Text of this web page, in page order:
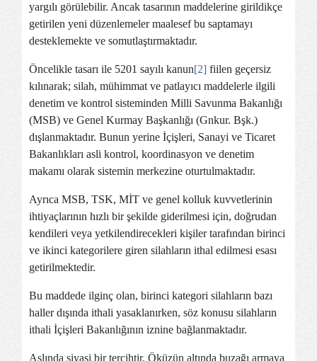
yargılı görülebilir. Ancak tasarının maddelerine girildikçe
getirilen yeni düzenlemeler maalesef bu saptamayı
desteklemekte ve somutlaştırmaktadır.
Öncelikle tasarı ile 5201 sayılı kanun[2] fiilen geçersiz
kılınarak; silah, mühimmat ve patlayıcı maddelerle ilgili
denetim ve kontrol sisteminden Milli Savunma Bakanlığı
(MSB) ve Genel Kurmay Başkanlığı (Gnkur. Bşk.)
dışlanmaktadır. Bunun yerine İçişleri, Sanayi ve Ticaret
Bakanlıkları asli kontrol, koordinasyon ve denetim
makamı olarak sistemin merkezine oturtulmaktadır.
Ayrıca MSB, TSK, MİT ve genel kolluk kuvvetlerinin
ihtiyaçlarının hızlı bir şekilde giderilmesi için, doğrudan
kendileri veya yetkilendirecekleri kişiler tarafından birinci
ve ikinci kategorilere giren silahların ithal edilmesi esası
getirilmektedir.
Bu maddede ilginç olan, birinci kategori silahların bazı
haller dışında ithali yasaklanırken, söz konusu silahların
ithali İçişleri Bakanlığının iznine bağlanmaktadır.
Aslında siyasi bir tercihtir. Öküzün altında buzağı armaya